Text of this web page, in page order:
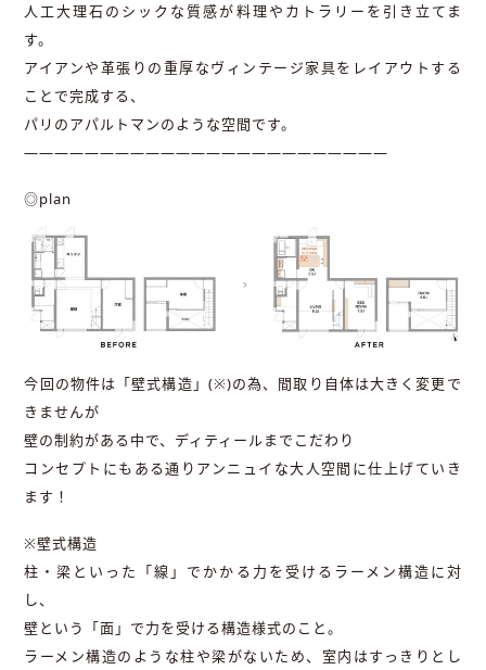
人工大理石のシックな質感が料理やカトラリーを引き立てま
す。
アイアンや革張りの重厚なヴィンテージ家具をレイアウトする
ことで完成する、
パリのアパルトマンのような空間です。
――――――――――――――――――――――――
◎plan
今回の物件は「壁式構造」(※)の為、間取り自体は大きく変更で
きませんが
壁の制約がある中で、ディティールまでこだわり
コンセプトにもある通りアンニュイな大人空間に仕上げていき
ます！
※壁式構造
柱・梁といった「線」でかかる力を受けるラーメン構造に対
し、
壁という「面」で力を受ける構造様式のこと。
ラーメン構造のような柱や梁がないため、室内はすっきりとし